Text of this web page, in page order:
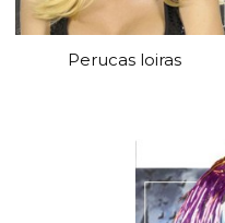
Perucas loiras